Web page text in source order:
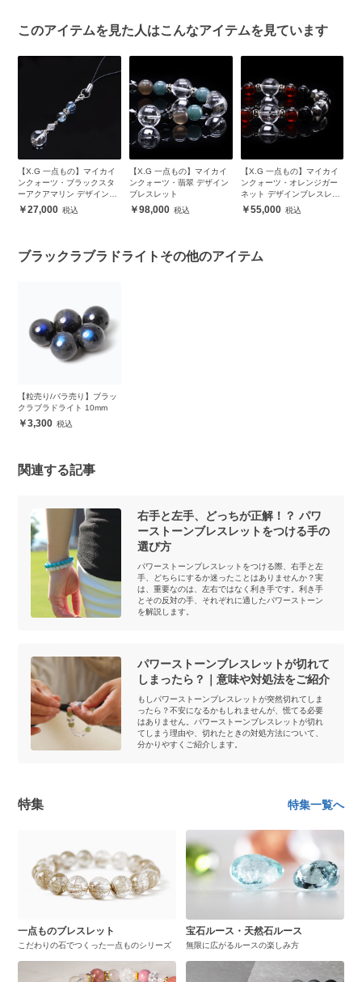
このアイテムを見た人はこんなアイテムを見ています
【X.G 一点もの】マイカイ
ンクォーツ・ブラックスタ
ーアクアマリン デザインス
トラップ
27,000
【X.G 一点もの】マイカイ
ンクォーツ・翡翠 デザイン
ブレスレット
98,000
【X.G 一点もの】マイカイ
ンクォーツ・オレンジガー
ネット デザインブレスレッ
ト 55,000
ブラックラブラドライトその他のアイテム
【粒売り/バラ売り】ブラッ
クラブラドライト 10mm
3,300
関連する記事
右手と左手、どっちが正解！？ パワ
ーストーンブレスレットをつける手の
選び方
パワーストーンブレスレットをつける際、右手と左
手、どちらにするか迷ったことはありませんか？実
は、重要なのは、左右ではなく利き手です。利き手
とその反対の手、それぞれに適したパワーストーン
を解説します。
パワーストーンブレスレットが切れて
しまったら？｜意味や対処法をご紹介
もしパワーストーンブレスレットが突然切れてしま
ったら？不安になるかもしれませんが、慌てる必要
はありません。パワーストーンブレスレットが切れ
てしまう理由や、切れたときの対処方法について、
分かりやすくご紹介します。
特集 特集一覧へ
一点ものブレスレット
こだわりの石でつくった一点ものシリーズ
宝石ルース・天然石ルース
無限に広がるルースの楽しみ方